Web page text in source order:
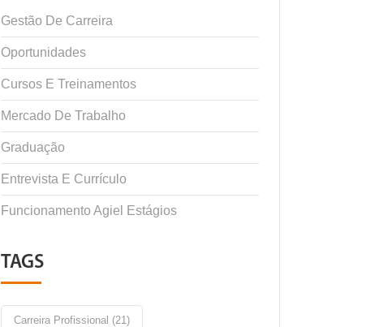
Gestão De Carreira
Oportunidades
Cursos E Treinamentos
Mercado De Trabalho
Graduação
Entrevista E Currículo
Funcionamento Agiel Estágios
TAGS
Carreira Profissional (21)